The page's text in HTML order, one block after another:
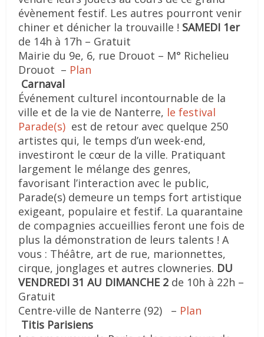
évènement festif. Les autres pourront venir
chiner et dénicher la trouvaille ! SAMEDI 1er
de 14h à 17h – Gratuit
Mairie du 9e, 6, rue Drouot – M° Richelieu
Drouot – Plan
Carnaval
Événement culturel incontournable de la
ville et de la vie de Nanterre, le festival
Parade(s) est de retour avec quelque 250
artistes qui, le temps d’un week-end,
investiront le cœur de la ville. Pratiquant
largement le mélange des genres,
favorisant l’interaction avec le public,
Parade(s) demeure un temps fort artistique
exigeant, populaire et festif. La quarantaine
de compagnies accueillies feront une fois de
plus la démonstration de leurs talents ! A
vous : Théâtre, art de rue, marionnettes,
cirque, jonglages et autres clowneries. DU
VENDREDI 31 AU DIMANCHE 2 de 10h à 22h –
Gratuit
Centre-ville de Nanterre (92) – Plan
Titis Parisiens